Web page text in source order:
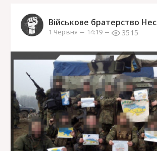
Військове братерство
1 Червня 14:19 3515